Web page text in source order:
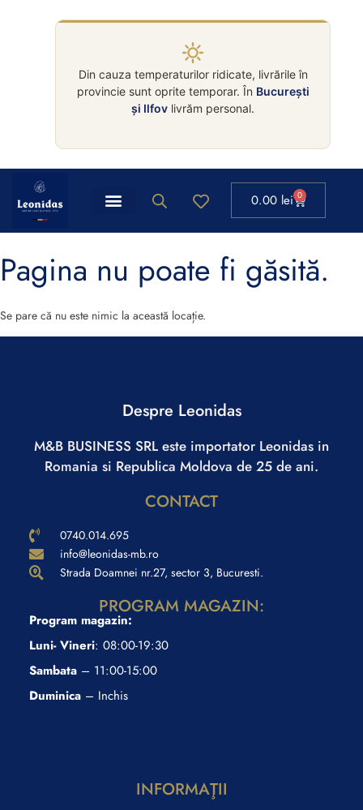
Din cauza temperaturilor ridicate, livrările în
provincie sunt oprite temporar. În București
și Ilfov livrăm personal.
0.00 lei 0
Pagina nu poate fi găsită.
Se pare că nu este nimic la această locație.
Despre Leonidas
M&B BUSINESS SRL este importator Leonidas in
Romania si Republica Moldova de 25 de ani.
CONTACT
0740.014.695
info@leonidas-mb.ro
Strada Doamnei nr.27, sector 3, Bucuresti.
PROGRAM MAGAZIN:
Program magazin:
Luni- Vineri: 08:00-19:30
Sambata – 11:00-15:00
Duminica – Inchis
INFORMAŢII